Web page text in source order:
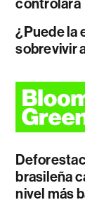
¿Puede la
sobrevivir
brasileña
nivel más